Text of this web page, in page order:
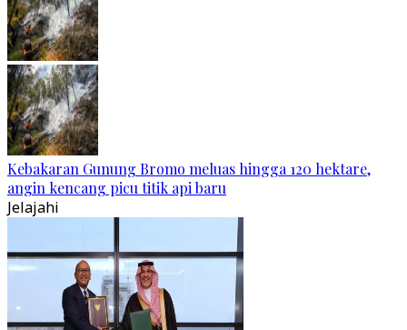
Kebakaran Gunung Bromo meluas hingga 120 hektare,
angin kencang picu titik api baru
Jelajahi